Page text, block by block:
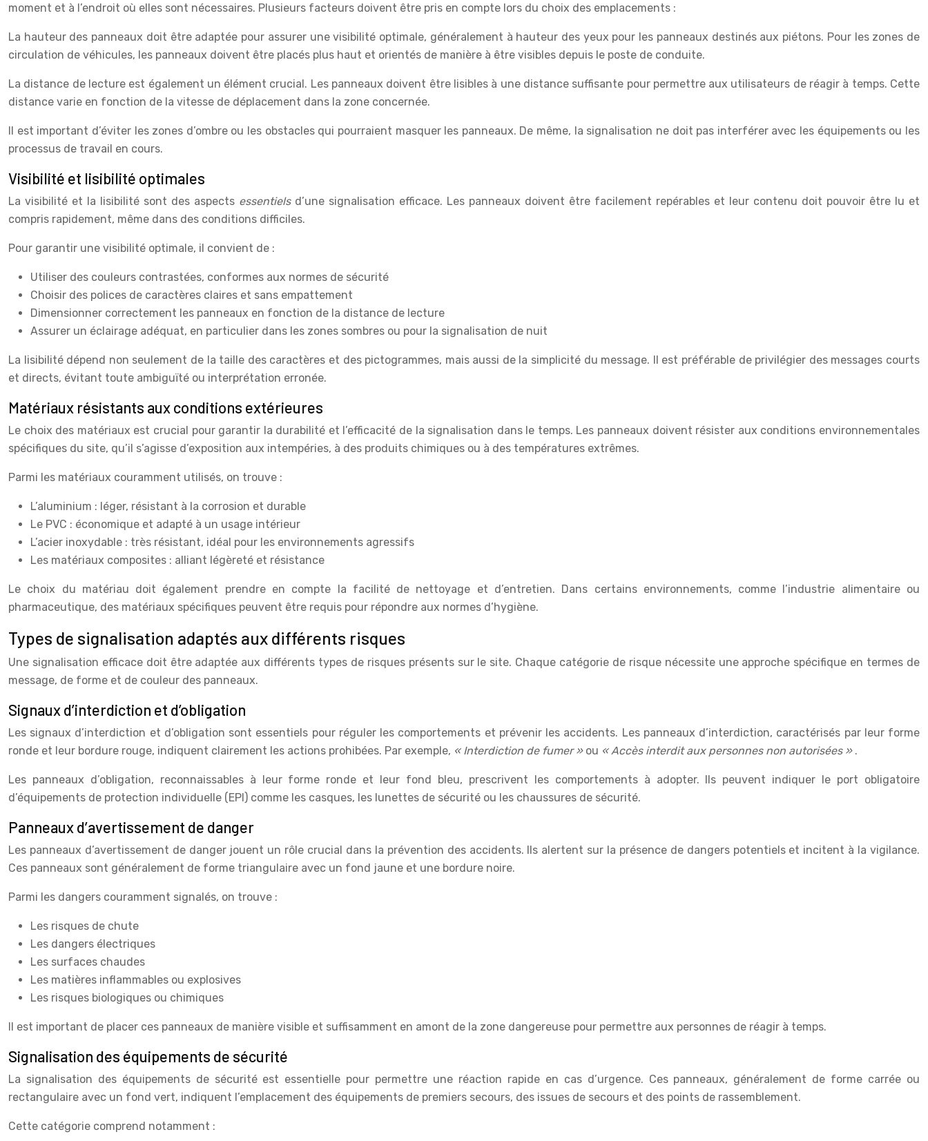
moment et à l’endroit où elles sont nécessaires. Plusieurs facteurs doivent être pris en compte lors du choix des emplacements :
La hauteur des panneaux doit être adaptée pour assurer une visibilité optimale, généralement à hauteur des yeux pour les panneaux destinés aux piétons. Pour les zones de
circulation de véhicules, les panneaux doivent être placés plus haut et orientés de manière à être visibles depuis le poste de conduite.
La distance de lecture est également un élément crucial. Les panneaux doivent être lisibles à une distance suffisante pour permettre aux utilisateurs de réagir à temps. Cette
distance varie en fonction de la vitesse de déplacement dans la zone concernée.
Il est important d’éviter les zones d’ombre ou les obstacles qui pourraient masquer les panneaux. De même, la signalisation ne doit pas interférer avec les équipements ou les
processus de travail en cours.
Visibilité et lisibilité optimales
La visibilité et la lisibilité sont des aspects essentiels d’une signalisation efficace. Les panneaux doivent être facilement repérables et leur contenu doit pouvoir être lu et
compris rapidement, même dans des conditions difficiles.
Pour garantir une visibilité optimale, il convient de :
Utiliser des couleurs contrastées, conformes aux normes de sécurité
Choisir des polices de caractères claires et sans empattement
Dimensionner correctement les panneaux en fonction de la distance de lecture
Assurer un éclairage adéquat, en particulier dans les zones sombres ou pour la signalisation de nuit
La lisibilité dépend non seulement de la taille des caractères et des pictogrammes, mais aussi de la simplicité du message. Il est préférable de privilégier des messages courts
et directs, évitant toute ambiguïté ou interprétation erronée.
Matériaux résistants aux conditions extérieures
Le choix des matériaux est crucial pour garantir la durabilité et l’efficacité de la signalisation dans le temps. Les panneaux doivent résister aux conditions environnementales
spécifiques du site, qu’il s’agisse d’exposition aux intempéries, à des produits chimiques ou à des températures extrêmes.
Parmi les matériaux couramment utilisés, on trouve :
L’aluminium : léger, résistant à la corrosion et durable
Le PVC : économique et adapté à un usage intérieur
L’acier inoxydable : très résistant, idéal pour les environnements agressifs
Les matériaux composites : alliant légèreté et résistance
Le choix du matériau doit également prendre en compte la facilité de nettoyage et d’entretien. Dans certains environnements, comme l’industrie alimentaire ou
pharmaceutique, des matériaux spécifiques peuvent être requis pour répondre aux normes d’hygiène.
Types de signalisation adaptés aux différents risques
Une signalisation efficace doit être adaptée aux différents types de risques présents sur le site. Chaque catégorie de risque nécessite une approche spécifique en termes de
message, de forme et de couleur des panneaux.
Signaux d’interdiction et d’obligation
Les signaux d’interdiction et d’obligation sont essentiels pour réguler les comportements et prévenir les accidents. Les panneaux d’interdiction, caractérisés par leur forme
ronde et leur bordure rouge, indiquent clairement les actions prohibées. Par exemple, « Interdiction de fumer » ou « Accès interdit aux personnes non autorisées » .
Les panneaux d’obligation, reconnaissables à leur forme ronde et leur fond bleu, prescrivent les comportements à adopter. Ils peuvent indiquer le port obligatoire
d’équipements de protection individuelle (EPI) comme les casques, les lunettes de sécurité ou les chaussures de sécurité.
Panneaux d’avertissement de danger
Les panneaux d’avertissement de danger jouent un rôle crucial dans la prévention des accidents. Ils alertent sur la présence de dangers potentiels et incitent à la vigilance.
Ces panneaux sont généralement de forme triangulaire avec un fond jaune et une bordure noire.
Parmi les dangers couramment signalés, on trouve :
Les risques de chute
Les dangers électriques
Les surfaces chaudes
Les matières inflammables ou explosives
Les risques biologiques ou chimiques
Il est important de placer ces panneaux de manière visible et suffisamment en amont de la zone dangereuse pour permettre aux personnes de réagir à temps.
Signalisation des équipements de sécurité
La signalisation des équipements de sécurité est essentielle pour permettre une réaction rapide en cas d’urgence. Ces panneaux, généralement de forme carrée ou
rectangulaire avec un fond vert, indiquent l’emplacement des équipements de premiers secours, des issues de secours et des points de rassemblement.
Cette catégorie comprend notamment :